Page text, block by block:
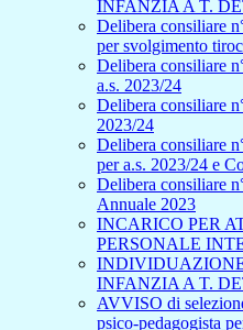
INFANZIA A T.
Delibera consiliare
per svolgimento
Delibera consiliare
a.s. 2023/24
Delibera consiliare
2023/24
Delibera consiliare
per a.s. 2023/24 e
Delibera consiliare
Annuale 2023
INCARICO PER
PERSONALE
INFANZIA A T.
AVVISO di
psico-pedagogista